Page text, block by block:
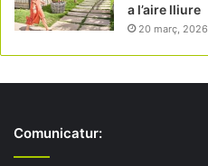
a l’aire lliure
20 març, 2026
Comunicatur: